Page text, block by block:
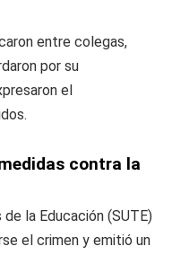
entre colegas,
por su
el
contra la
la Educación (SUTE)
el crimen y emitió un